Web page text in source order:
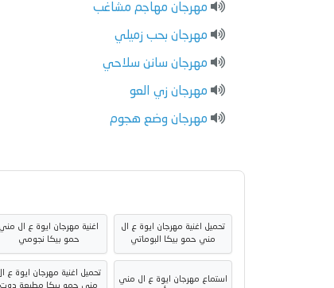
مهرجان مهاجم مشاغب
مهرجان بحب زميلي
مهرجان سانن سلاحي
مهرجان زي العو
مهرجان وضع هجوم
تحميل اغنية مهرجان ايوة ع ال
مني حمو بيكا البوماتي
اغنية مهرجان ايوة ع ال مني
حمو بيكا نجومي
استماع مهرجان ايوة ع ال مني
تحميل اغنية مهرجان ايوة ع
مني حمو بيكا مطبعة دوت